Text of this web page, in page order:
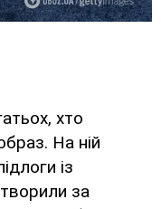
хто
На ній
із
за